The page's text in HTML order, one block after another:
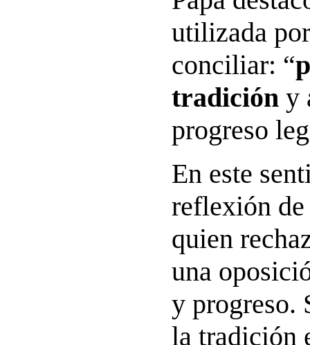
utilizada
conciliar: “
tradición y
progreso
En este
reflexión
quien
una
y progreso.
la tradición